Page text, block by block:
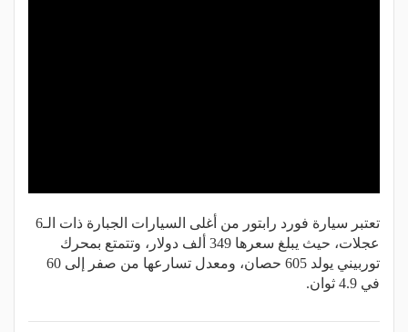
تعتبر سيارة فورد رابتور من أغلى السيارات الجبارة ذات الـ6
عجلات، حيث يبلغ سعرها 349 ألف دولار، وتتمتع بمحرك
توربيني يولد 605 حصان، ومعدل تسارعها من صفر إلى 60
في 4.9 ثوان.